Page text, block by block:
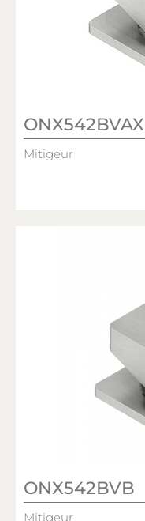
ONX542BVAX
Mitigeur
ONX542BVB
Mitigeur